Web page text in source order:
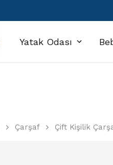
Yatak Odası
Çarşaf Çift Kişilik